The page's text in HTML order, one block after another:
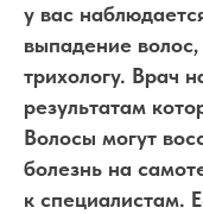
у вас
выпадение
трихологу. Врач
результатам
Волосы могут
болезнь на
к специалистам.